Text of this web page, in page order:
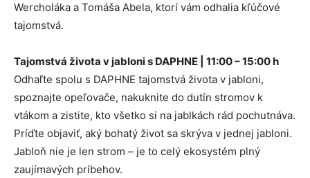
Wercholáka a Tomáša Abela, ktorí vám odhalia kľúčové
tajomstvá.
Tajomstvá života v jabloni s DAPHNE | 11:00 – 15:00 h
Odhaľte spolu s DAPHNE tajomstvá života v jabloni,
spoznajte opeľovače, nakuknite do dutín stromov k
vtákom a zistite, kto všetko si na jablkách rád pochutnáva.
Príďte objaviť, aký bohatý život sa skrýva v jednej jabloni.
Jabloň nie je len strom – je to celý ekosystém plný
zaujímavých príbehov.